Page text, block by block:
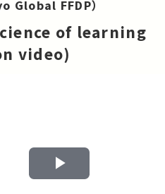
Global FFDP）
of learning
video)
Play